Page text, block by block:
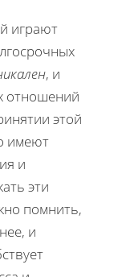
играют
, и
отношений
этой
имеют
и
эти
помнить,
и